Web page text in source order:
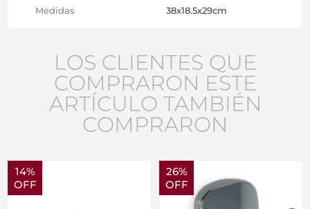
Medidas 38x18.5x29cm
LOS CLIENTES QUE
COMPRARON ESTE
ARTÍCULO TAMBIÉN
COMPRARON
14%
OFF
26%
OFF